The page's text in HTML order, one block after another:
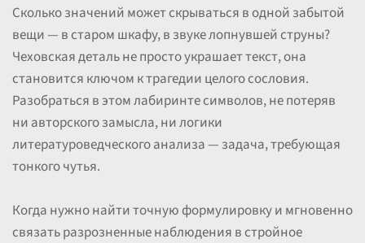
Сколько значений может скрываться в одной забытой
вещи — в старом шкафу, в звуке лопнувшей струны?
Чеховская деталь не просто украшает текст, она
становится ключом к трагедии целого сословия.
Разобраться в этом лабиринте символов, не потеряв
ни авторского замысла, ни логики
литературоведческого анализа — задача, требующая
тонкого чутья.
Когда нужно найти точную формулировку и мгновенно
связать разрозненные наблюдения в стройное